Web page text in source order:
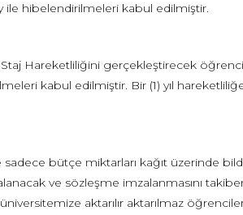
ile hibelendirilmeleri kabul edilmiştir.
Staj Hareketliliğini gerçekleştirecek
kabul edilmiştir. Bir (1) yıl
bütçe miktarları kağıt üzerinde
ve sözleşme imzalanmasını
aktarılır aktarılmaz